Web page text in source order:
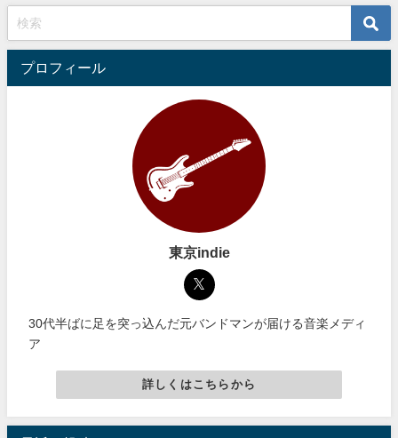
プロフィール
東京indie
30代半ばに足を突っ込んだ元バンドマンが届ける音楽メディ
ア
詳しくはこちらから